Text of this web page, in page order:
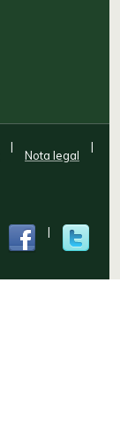
|
Nota legal
|
|